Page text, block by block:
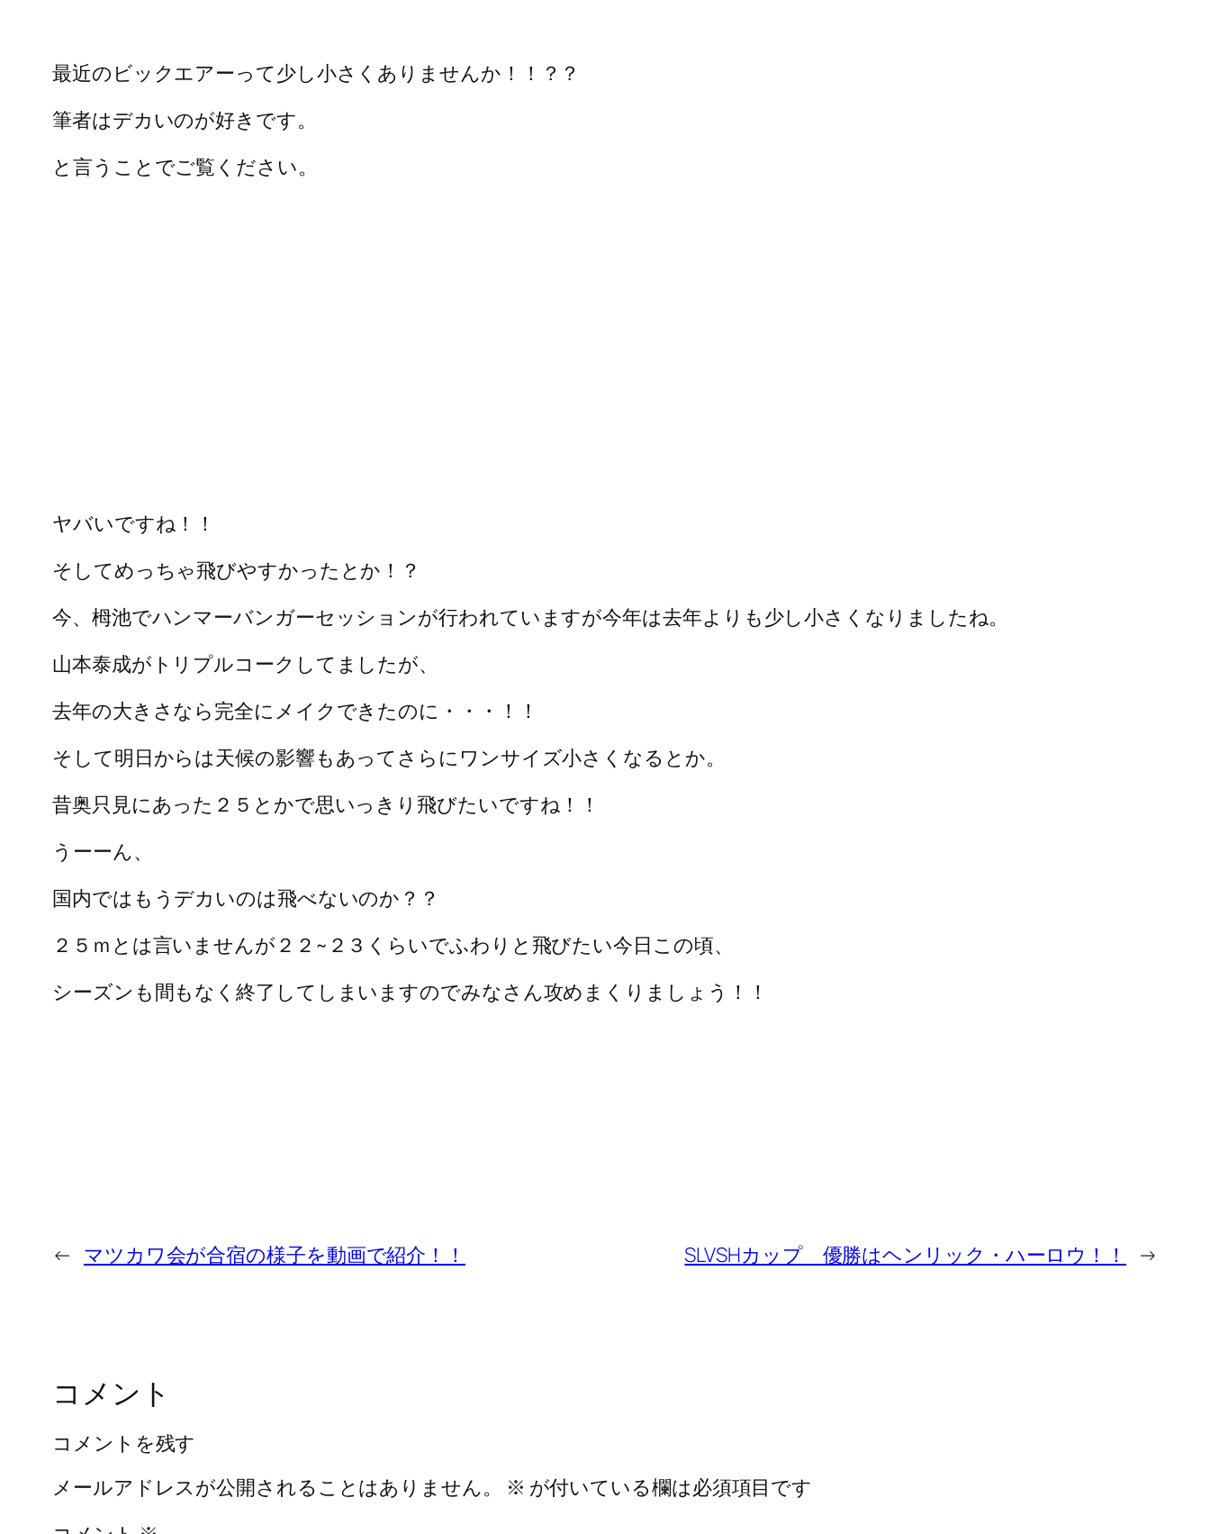
最近のビックエアーって少し小さくありませんか！！？？
筆者はデカいのが好きです。
と言うことでご覧ください。
ヤバいですね！！
そしてめっちゃ飛びやすかったとか！？
今、栂池でハンマーバンガーセッションが行われていますが今年は去年よりも少し小さくなりましたね。
山本泰成がトリプルコークしてましたが、
去年の大きさなら完全にメイクできたのに・・・！！
そして明日からは天候の影響もあってさらにワンサイズ小さくなるとか。
昔奥只見にあった２５とかで思いっきり飛びたいですね！！
うーーん、
国内ではもうデカいのは飛べないのか？？
２５ｍとは言いませんが２２~２３くらいでふわりと飛びたい今日この頃、
シーズンも間もなく終了してしまいますのでみなさん攻めまくりましょう！！
← マツカワ会が合宿の様子を動画で紹介！！ SLVSHカップ 優勝はヘンリック・ハーロウ！！ →
コメント
コメントを残す
メールアドレスが公開されることはありません。
※ が付いている欄は必須項目です